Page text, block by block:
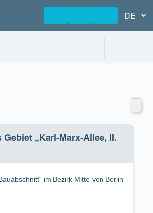
„Karl-Marx-Allee, II.
Bauabschnitt“ im Bezirk Mitte von